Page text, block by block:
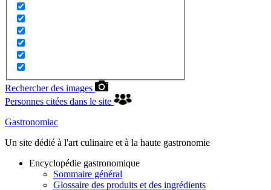
Rechercher des images
Personnes citées dans le site
Gastronomiac
Un site dédié à l'art culinaire et à la haute gastronomie
Encyclopédie gastronomique
Sommaire général
Glossaire des produits et des ingrédients